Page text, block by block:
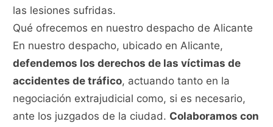
las lesiones sufridas.
Qué ofrecemos en nuestro despacho de Alicante
En nuestro despacho, ubicado en Alicante,
defendemos los derechos de las víctimas de
accidentes de tráfico, actuando tanto en la
negociación extrajudicial como, si es necesario,
ante los juzgados de la ciudad. Colaboramos con